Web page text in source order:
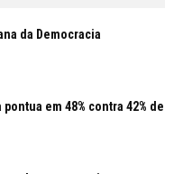
da Democracia
em 48% contra 42% de